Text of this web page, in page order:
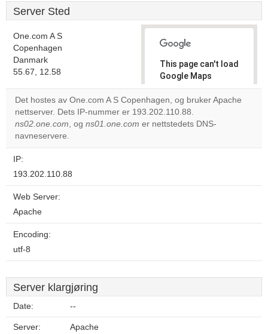
Server Sted
One.com A S
Copenhagen
Danmark
55.67, 12.58
This page can't load
Google Maps
correctly.
Do you
own this
Det hostes av One.com A S Copenhagen, og bruker Apache
nettserver. Dets IP-nummer er 193.202.110.88.
ns02.one.com, og ns01.one.com er nettstedets DNS-
navneservere.
IP:
193.202.110.88
Web Server:
Apache
Encoding:
utf-8
Server klargjøring
Date: --
Server: Apache